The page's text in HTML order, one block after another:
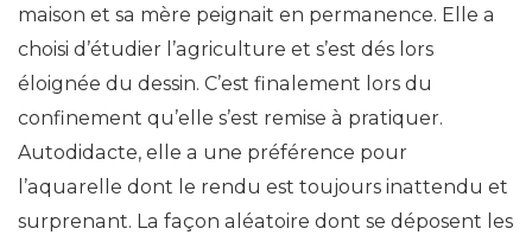
maison et sa mère peignait en permanence. Elle a
choisi d’étudier l’agriculture et s’est dés lors
éloignée du dessin. C’est finalement lors du
confinement qu’elle s’est remise à pratiquer.
Autodidacte, elle a une préférence pour
l’aquarelle dont le rendu est toujours inattendu et
surprenant. La façon aléatoire dont se déposent les